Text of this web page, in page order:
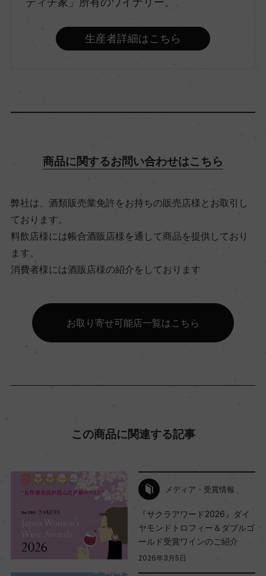
品種（原材料）
6℃
ビオ情報・認証機関
サステナブル農法, Equalitas Sustainable Winery
有機JAS認証
ド 2018 金賞/ヴィニタリー 5スター・ワイン 2017
海外ワイン専門誌評価歴
(NV)「ルカ・マローニ 2021」 90点/(NV)「ベーレ
ベーネ 2023」オスカー/(NV)「ルカ・マローニ 20
23」 93点
生産者詳細はこちら
商品に関するお問い合わせはこちら
弊社は、酒類販売業免許をお持ちの販売店様とお取引し
ております。
料飲店様には帳合酒販店様を通して商品を提供しており
ます。
消費者様には酒販店様の紹介をしております
お取り寄せ可能店一覧はこちら
この商品に関連する記事
メディア・受賞情報
『サクラアワード2026』ダイ
ヤモンドトロフィー＆ダブルゴ
ールド受賞ワインのご紹介
2026年3月5日